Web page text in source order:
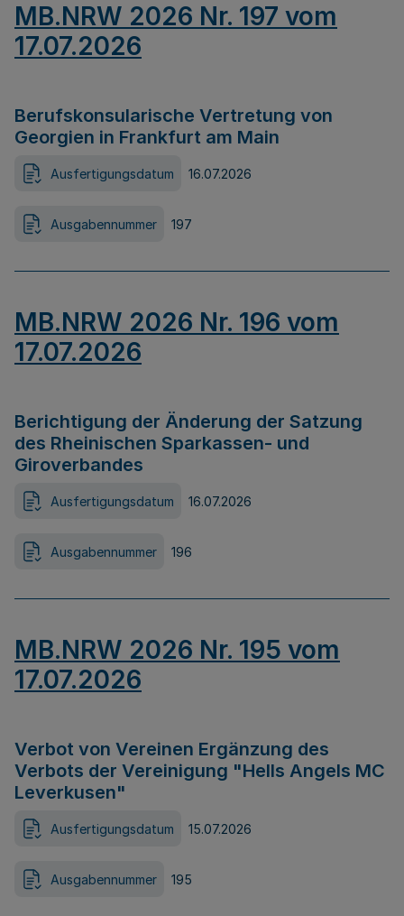
MB.NRW 2026 Nr. 197 vom
17.07.2026
Berufskonsularische Vertretung von
Georgien in Frankfurt am Main
Ausfertigungsdatum 16.07.2026
Ausgabennummer 197
MB.NRW 2026 Nr. 196 vom
17.07.2026
Berichtigung der Änderung der Satzung
des Rheinischen Sparkassen- und
Giroverbandes
Ausfertigungsdatum 16.07.2026
Ausgabennummer 196
MB.NRW 2026 Nr. 195 vom
17.07.2026
Verbot von Vereinen Ergänzung des
Verbots der Vereinigung "Hells Angels MC
Leverkusen"
Ausfertigungsdatum 15.07.2026
Ausgabennummer 195